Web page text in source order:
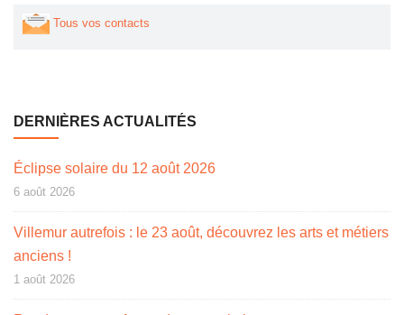
Tous vos contacts
DERNIÈRES ACTUALITÉS
Éclipse solaire du 12 août 2026
6 août 2026
Villemur autrefois : le 23 août, découvrez les arts et métiers
anciens !
1 août 2026